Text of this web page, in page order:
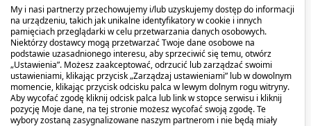
Wymioty.
Wysypka skórna.
Podrażnienie oka.
Przekrwienie oczu.
Ból oczu.
My i nasi partnerzy przechowujemy i/lub uzyskujemy dostęp do informacji
na urządzeniu, takich jak unikalne identyfikatory w cookie i innych
pamięciach przeglądarki w celu przetwarzania danych osobowych.
Niektórzy dostawcy mogą przetwarzać Twoje dane osobowe na
podstawie uzasadnionego interesu, aby sprzeciwić się temu, otwórz
„Ustawienia”. Możesz zaakceptować, odrzucić lub zarządzać swoimi
ustawieniami, klikając przycisk „Zarządzaj ustawieniami” lub w dowolnym
momencie, klikając przycisk odcisku palca w lewym dolnym rogu witryny.
Aby wycofać zgodę kliknij odcisk palca lub link w stopce serwisu i kliknij
pozycję Moje dane, na tej stronie możesz wycofać swoją zgodę. Te
wybory zostaną zasygnalizowane naszym partnerom i nie będą miały